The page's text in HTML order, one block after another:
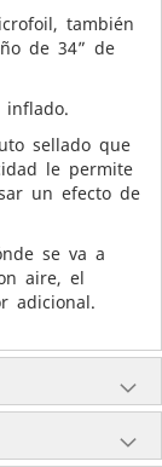
también
de 34” de
sellado que
le permite
un efecto de
se va a
aire, el
adicional.